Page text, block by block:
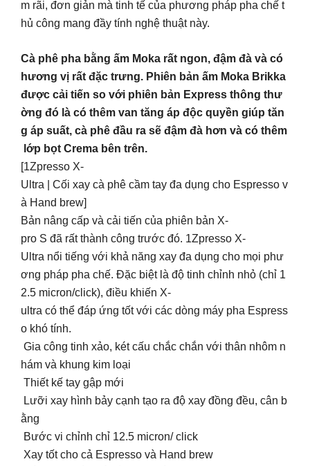
m rãi, đơn giản mà tinh tế của phương pháp pha chế t
hủ công mang đầy tính nghệ thuật này.
Cà phê pha bằng ấm Moka rất ngon, đậm đà và có
hương vị rất đặc trưng. Phiên bản ấm Moka Brikka
được cải tiến so với phiên bản Express thông thư
ờng đó là có thêm van tăng áp độc quyền giúp tăn
g áp suất, cà phê đầu ra sẽ đậm đà hơn và có thêm
lớp bọt Crema bên trên.
[1Zpresso X-
Ultra | Cối xay cà phê cầm tay đa dụng cho Espresso v
à Hand brew]
Bản nâng cấp và cải tiến của phiên bản X-
pro S đã rất thành công trước đó. 1Zpresso X-
Ultra nổi tiếng với khả năng xay đa dụng cho mọi phư
ơng pháp pha chế. Đặc biệt là độ tinh chỉnh nhỏ (chỉ 1
2.5 micron/click), điều khiến X-
ultra có thể đáp ứng tốt với các dòng máy pha Espress
o khó tính.
Gia công tinh xảo, két cấu chắc chắn với thân nhôm n
hám và khung kim loại
Thiết kế tay gập mới
Lưỡi xay hình bảy cạnh tạo ra độ xay đồng đều, cân b
ằng
Bước vi chỉnh chỉ 12.5 micron/ click
Xay tốt cho cả Espresso và Hand brew